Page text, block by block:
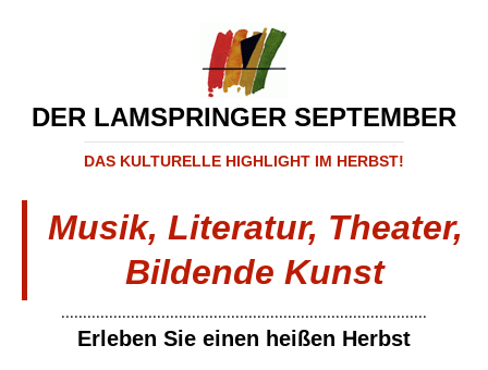
DER LAMSPRINGER SEPTEMBER
DAS KULTURELLE HIGHLIGHT IM HERBST!
Musik, Literatur, Theater,
Bildende Kunst
....................................................................................
Erleben Sie einen heißen Herbst